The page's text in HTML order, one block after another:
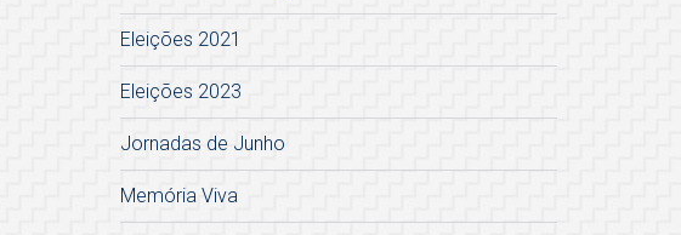
Eleições 2021
Eleições 2023
Jornadas de Junho
Memória Viva